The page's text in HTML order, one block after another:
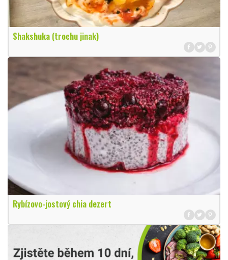
Shakshuka (trochu jinak)
Rybízovo-jostový chia dezert